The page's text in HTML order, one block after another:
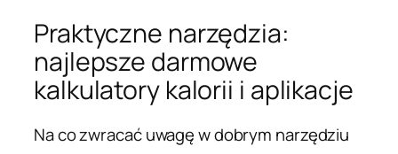
Praktyczne narzędzia:
najlepsze darmowe
kalkulatory kalorii i aplikacje
Na co zwracać uwagę w dobrym narzędziu